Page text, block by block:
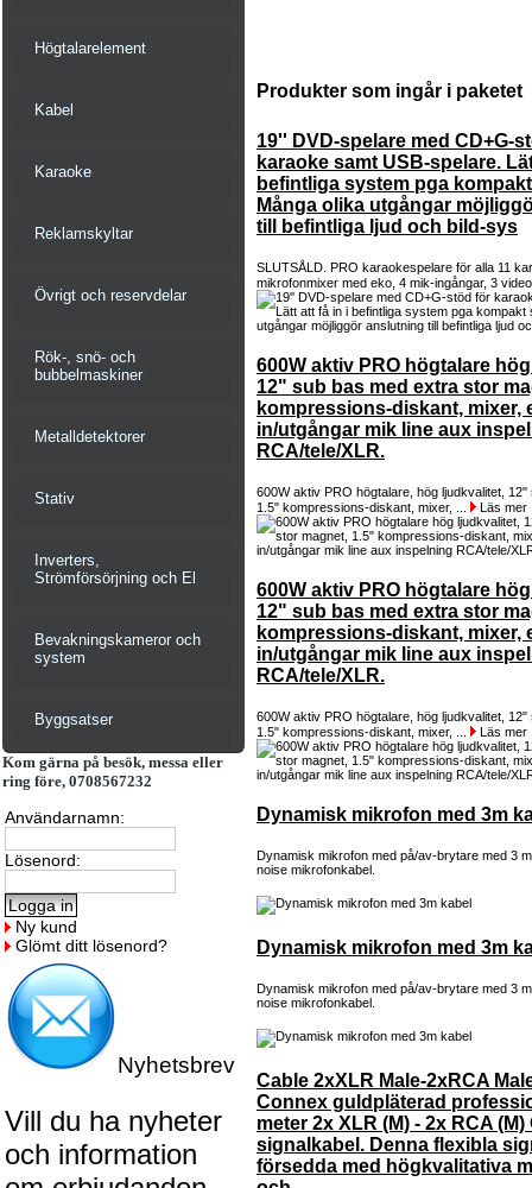
Högtalarelement
Kabel
Karaoke
Reklamskyltar
Övrigt och reservdelar
Rök-, snö- och
bubbelmaskiner
Metalldetektorer
Stativ
Inverters,
Strömförsörjning och El
Bevakningskameror och
system
Byggsatser
Kom gärna på besök, messa eller
ring före, 0708567232
Användarnamn:
Lösenord:
Ny kund
Glömt ditt lösenord?
Nyhetsbrev
Vill du ha nyheter
och information
Produkter som ingår i paketet
19'' DVD-spelare med CD+G-
karaoke samt USB-spelare.
befintliga system pga
Många olika utgångar
till befintliga ljud och bild-sys
SLUTSÅLD. PRO karaokespelare för alla 11
mikrofonmixer med eko, 4 mik-ingångar, 3
600W aktiv PRO högtalare
12" sub bas med extra stor
kompressions-diskant, mixer,
in/utgångar mik line aux
RCA/tele/XLR.
600W aktiv PRO högtalare, hög ljudkvalitet,
1.5" kompressions-diskant, mixer, ...
Läs mer
600W aktiv PRO högtalare
12" sub bas med extra stor
kompressions-diskant, mixer,
in/utgångar mik line aux
RCA/tele/XLR.
600W aktiv PRO högtalare, hög ljudkvalitet,
1.5" kompressions-diskant, mixer, ...
Läs mer
Dynamisk mikrofon med 3m
Dynamisk mikrofon med på/av-brytare med 3
noise mikrofonkabel.
Dynamisk mikrofon med 3m
Dynamisk mikrofon med på/av-brytare med 3
noise mikrofonkabel.
Cable 2xXLR Male-2xRCA
Connex guldpläterad
meter 2x XLR (M) - 2x RCA (M)
signalkabel. Denna flexibla
försedda med högkvalitativa